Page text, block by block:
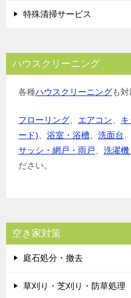
特殊清掃サービス
ハウスクリーニング
各種ハウスクリーニングも対
フローリング、 エアコン、
ード)、 浴室・浴槽、 洗面台、
サッシ・網戸・雨戸、 洗濯
ださい。
空き家対策
庭石処分・撤去
草刈り・芝刈り・防草処理